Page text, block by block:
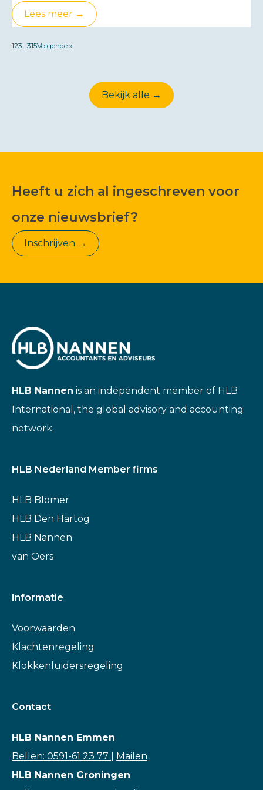
Lees meer →
123 315Volgende »
Bekijk alle →
Heeft u zich al ingeschreven voor
onze nieuwsbrief?
Inschrijven →
HLB Nannen is an independent member of HLB
International, the global advisory and accounting
network.
HLB Nederland Member firms
HLB Blömer
HLB Den Hartog
HLB Nannen
van Oers
Informatie
Voorwaarden
Klachtenregeling
Klokkenluidersregeling
Contact
HLB Nannen Emmen
Bellen: 0591-61 23 77
Mailen
HLB Nannen Groningen